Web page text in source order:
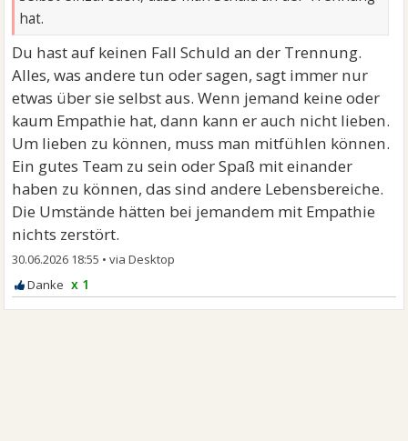
hat.
Du hast auf keinen Fall Schuld an der Trennung.
Alles, was andere tun oder sagen, sagt immer nur
etwas über sie selbst aus. Wenn jemand keine oder
kaum Empathie hat, dann kann er auch nicht lieben.
Um lieben zu können, muss man mitfühlen können.
Ein gutes Team zu sein oder Spaß mit einander
haben zu können, das sind andere Lebensbereiche.
Die Umstände hätten bei jemandem mit Empathie
nichts zerstört.
30.06.2026 18:55 •
x 1